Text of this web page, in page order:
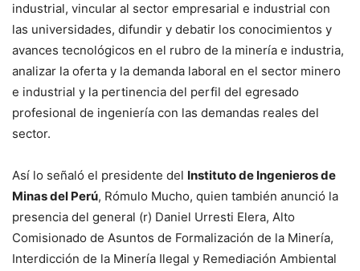
industrial, vincular al sector empresarial e industrial con
las universidades, difundir y debatir los conocimientos y
avances tecnológicos en el rubro de la minería e industria,
analizar la oferta y la demanda laboral en el sector minero
e industrial y la pertinencia del perfil del egresado
profesional de ingeniería con las demandas reales del
sector.
Así lo señaló el presidente del Instituto de Ingenieros de
Minas del Perú, Rómulo Mucho, quien también anunció la
presencia del general (r) Daniel Urresti Elera, Alto
Comisionado de Asuntos de Formalización de la Minería,
Interdicción de la Minería Ilegal y Remediación Ambiental